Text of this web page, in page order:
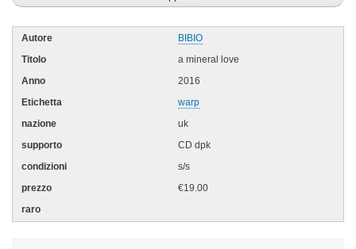
BIBIO
a mineral love
2016
warp
uk
CD dpk
s/s
€19.00